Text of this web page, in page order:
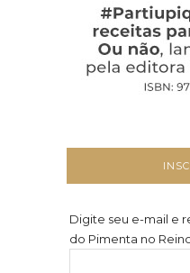
Digite seu e-mail e
do Pimenta no